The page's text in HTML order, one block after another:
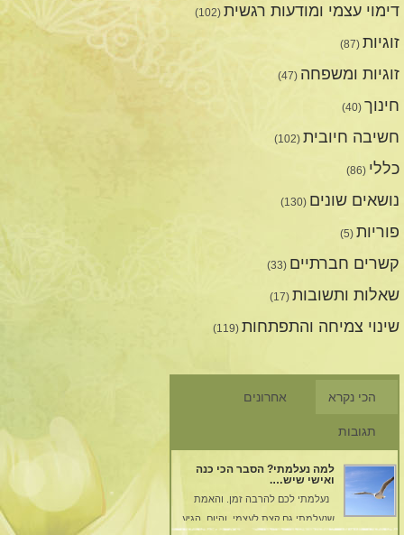
דימוי עצמי ומודעות רגשית (102)
זוגיות (87)
זוגיות ומשפחה (47)
חינוך (40)
חשיבה חיובית (102)
כללי (86)
נושאים שונים (130)
פוריות (5)
קשרים חברתיים (33)
שאלות ותשובות (17)
שינוי צמיחה והתפתחות (119)
הכי נקרא אחרונים
תגובות
למה נעלמתי? הסבר הכי כנה
ואישי שיש….
נעלמתי לכם להרבה זמן. והאמת
שנעלמתי גם קצת לעצמי. והיום, הגיע